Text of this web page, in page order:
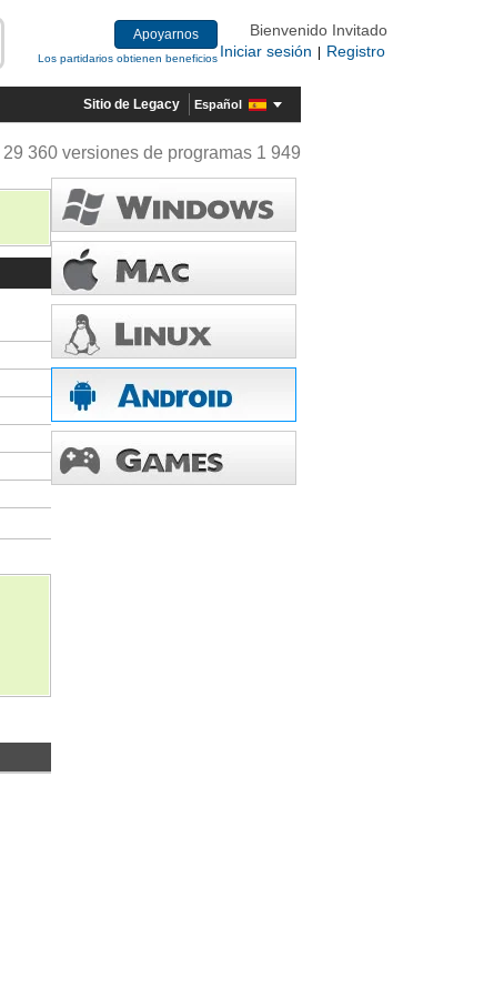
Apoyarnos
Los partidarios obtienen beneficios
Bienvenido Invitado
Iniciar sesión
Registro
Sitio de Legacy Español
29 360 versiones de programas 1 949